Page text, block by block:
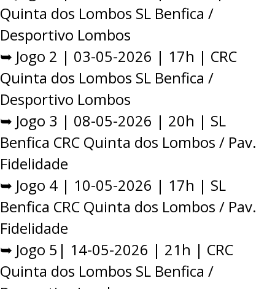
Quinta dos Lombos SL Benfica /
Desportivo Lombos
➥ Jogo 2 | 03-05-2026 | 17h | CRC
Quinta dos Lombos SL Benfica /
Desportivo Lombos
➥ Jogo 3 | 08-05-2026 | 20h | SL
Benfica CRC Quinta dos Lombos / Pav.
Fidelidade
➥ Jogo 4 | 10-05-2026 | 17h | SL
Benfica CRC Quinta dos Lombos / Pav.
Fidelidade
➥ Jogo 5| 14-05-2026 | 21h | CRC
Quinta dos Lombos SL Benfica /